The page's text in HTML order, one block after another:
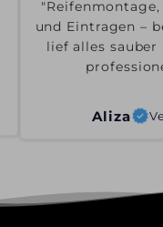
und Eintragen –
lief alles
Aliza